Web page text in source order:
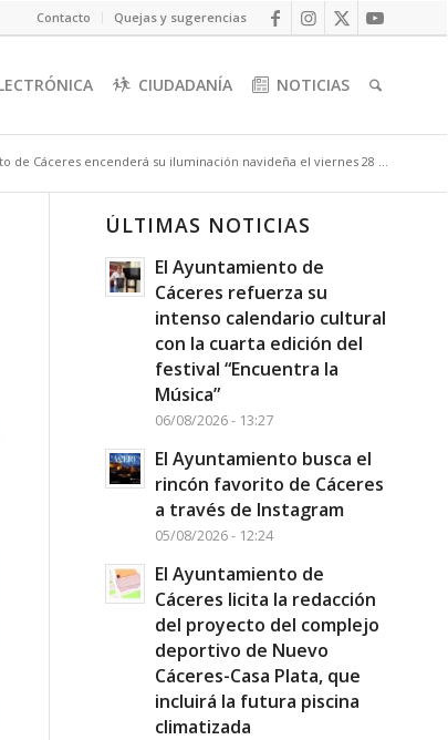
Contacto Quejas y sugerencias
CIUDADANÍA NOTICIAS
de Cáceres encenderá su iluminación navideña el viernes 28 ...
ÚLTIMAS NOTICIAS
El Ayuntamiento de
Cáceres refuerza su
intenso calendario cultural
con la cuarta edición del
festival “Encuentra la
Música”
06/08/2026 - 13:27
El Ayuntamiento busca el
rincón favorito de Cáceres
a través de Instagram
05/08/2026 - 12:24
El Ayuntamiento de
Cáceres licita la redacción
del proyecto del complejo
deportivo de Nuevo
Cáceres-Casa Plata, que
incluirá la futura piscina
climatizada